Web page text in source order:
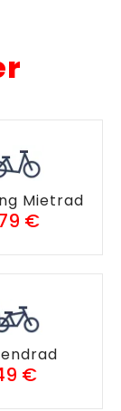
Mietrad
€
€